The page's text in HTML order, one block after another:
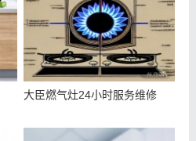
大臣燃气灶24小时服务维修